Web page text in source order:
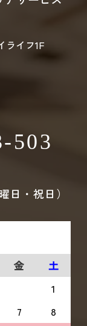
ライフ1F
503
日・祝日）
金
土
1
7
8